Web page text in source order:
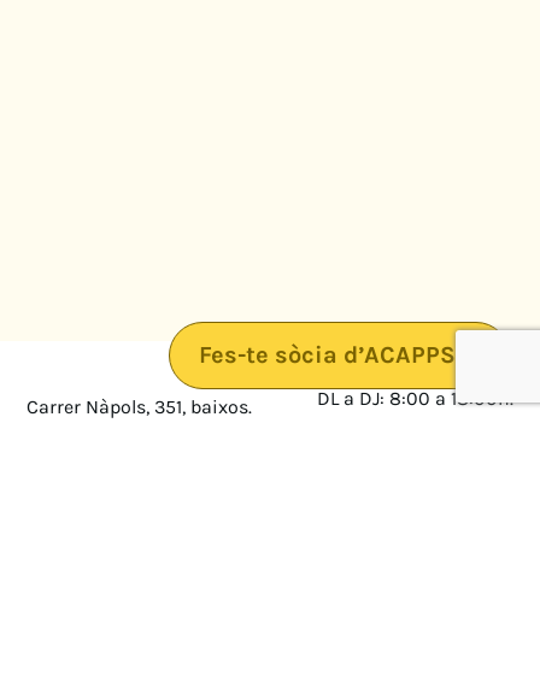
Fes-te sòcia d’ACAPPS
Carrer Nàpols, 351, baixos.
08025 · Barcelona
DL a DJ: 8:00 a 18:00h.